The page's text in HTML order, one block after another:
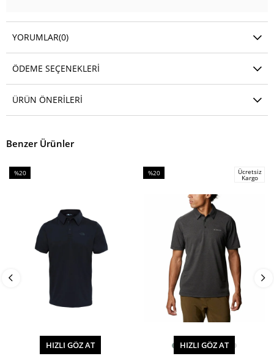
YORUMLAR(0)
ÖDEME SEÇENEKLERI
ÜRÜN ÖNERILERI
Benzer Ürünler
%20
HIZLI GÖZ AT
%20
Ücretsiz
Kargo
HIZLI GÖZ AT